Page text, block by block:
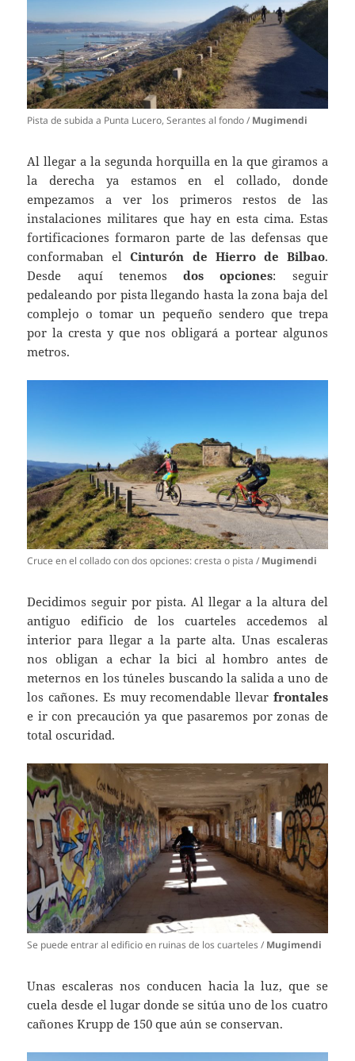
Pista de subida a Punta Lucero, Serantes al fondo / Mugimendi
Al llegar a la segunda horquilla en la que giramos a
la derecha ya estamos en el collado, donde
empezamos a ver los primeros restos de las
instalaciones militares que hay en esta cima. Estas
fortificaciones formaron parte de las defensas que
conformaban elCinturón de Hierro de Bilbao.
Desde aquí tenemosdos opciones: seguir
pedaleando por pista llegando hasta la zona baja del
complejo o tomar un pequeño sendero que trepa
por la cresta y que nos obligará a portear algunos
metros.
Cruce en el collado con dos opciones: cresta o pista / Mugimendi
Decidimos seguir por pista. Al llegar a la altura del
antiguo edificio de los cuarteles accedemos al
interior para llegar a la parte alta. Unas escaleras
nos obligan a echar la bici al hombro antes de
meternos en los túneles buscando la salida a uno de
los cañones. Es muy recomendable llevar frontales
e ir con precaución ya que pasaremos por zonas de
total oscuridad.
Se puede entrar al edificio en ruinas de los cuarteles / Mugimendi
Unas escaleras nos conducen hacia la luz, que se
cuela desde el lugar donde se sitúa uno de los cuatro
cañones Krupp de 150 que aún se conservan.